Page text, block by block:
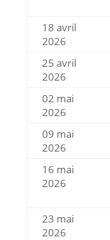
18 avril
2026
25 avril
2026
02 mai
2026
09 mai
2026
16 mai
2026
23 mai
2026